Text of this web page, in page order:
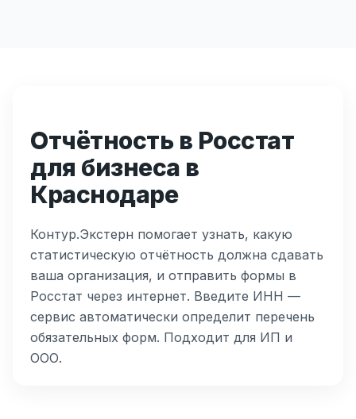
Отчётность в Росстат
для бизнеса в
Краснодаре
Контур.Экстерн помогает узнать, какую
статистическую отчётность должна сдавать
ваша организация, и отправить формы в
Росстат через интернет. Введите ИНН —
сервис автоматически определит перечень
обязательных форм. Подходит для ИП и
ООО.